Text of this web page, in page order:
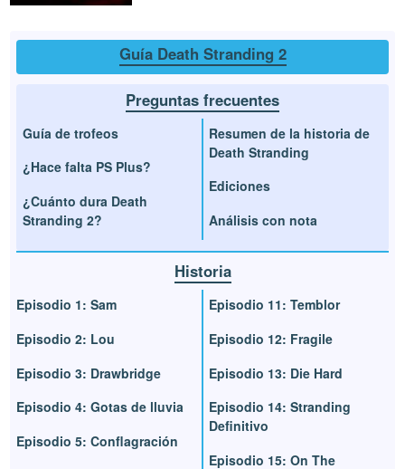
Guía Death Stranding 2
Preguntas frecuentes
Guía de trofeos
¿Hace falta PS Plus?
¿Cuánto dura Death
Stranding 2?
Resumen de la historia de
Death Stranding
Ediciones
Análisis con nota
Historia
Episodio 1: Sam
Episodio 2: Lou
Episodio 3: Drawbridge
Episodio 4: Gotas de lluvia
Episodio 5: Conflagración
Episodio 11: Temblor
Episodio 12: Fragile
Episodio 13: Die Hard
Episodio 14: Stranding
Definitivo
Episodio 15: On The